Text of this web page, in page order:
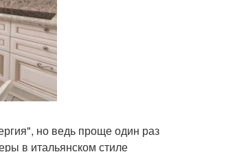
но ведь проще один раз
в итальянском стиле